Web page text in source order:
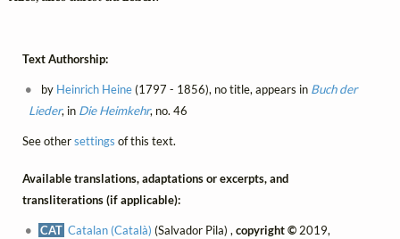
Text Authorship:
by Heinrich Heine(1797 - 1856), no title, appears in Buch der
Lieder, in Die Heimkehr, no. 46
See othersettings of this text.
Available translations, adaptations or excerpts, and
transliterations (if applicable):
CAT Catalan (Català) (Salvador Pila) ,copyright © 2019,